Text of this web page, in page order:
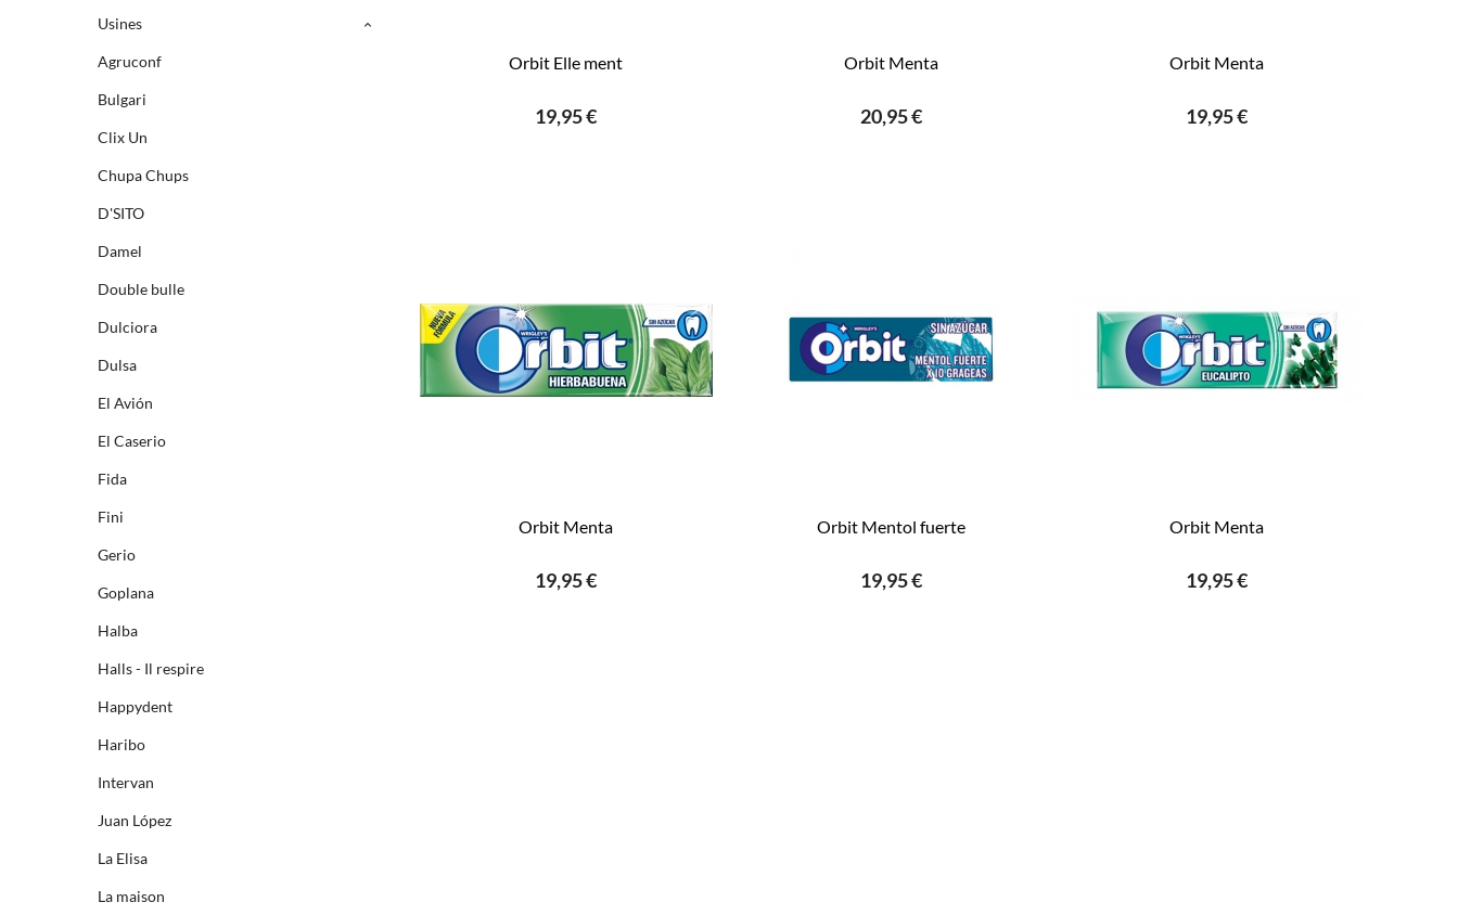
Usines
Agruconf
Bulgari
Clix Un
Chupa Chups
D'SITO
Damel
Double bulle
Dulciora
Dulsa
El Avión
El Caserio
Fida
Fini
Gerio
Goplana
Halba
Halls - Il respire
Happydent
Haribo
Intervan
Juan López
La Elisa
La maison
Orbit Elle ment
19,95 €
Orbit Menta
20,95 €
Orbit Menta
19,95 €
Orbit Menta
19,95 €
Orbit Mentol fuerte
19,95 €
Orbit Menta
19,95 €